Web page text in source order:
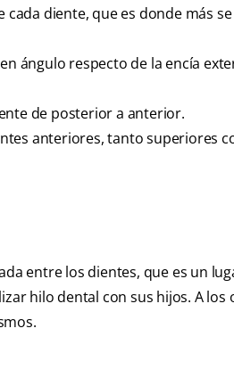
diente, que es donde más
ángulo respecto de la encía
de posterior a anterior.
anteriores, tanto superiores
entre los dientes, que es un
hilo dental con sus hijos. A los